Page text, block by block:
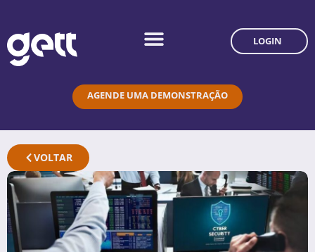
LOGIN
AGENDE UMA DEMONSTRAÇÃO
VOLTAR